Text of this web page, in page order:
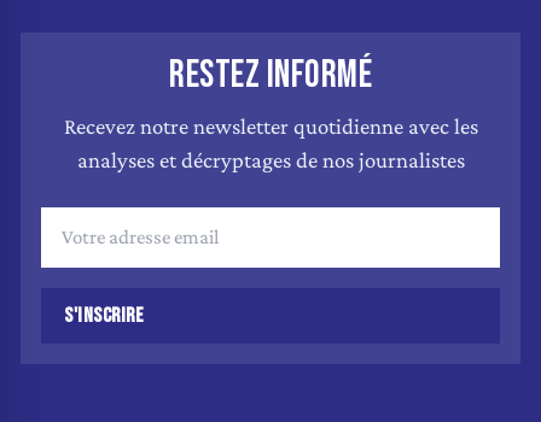
RESTEZ INFORMÉ
Recevez notre newsletter quotidienne avec les
analyses et décryptages de nos journalistes
S'INSCRIRE